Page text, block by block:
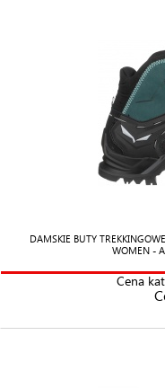
DAMSKIE BUTY
WOMEN -
Cena